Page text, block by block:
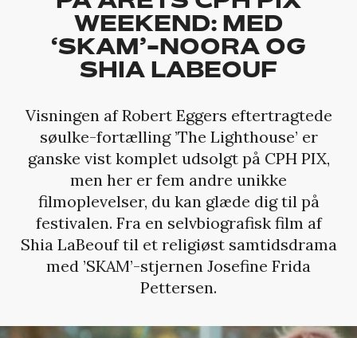
WEEKEND: MED
‘SKAM’-NOORA OG
SHIA LABEOUF
Visningen af Robert Eggers eftertragtede
søulke-fortælling ’The Lighthouse’ er
ganske vist komplet udsolgt på CPH PIX,
men her er fem andre unikke
filmoplevelser, du kan glæde dig til på
festivalen. Fra en selvbiografisk film af
Shia LaBeouf til et religiøst samtidsdrama
med ’SKAM’-stjernen Josefine Frida
Pettersen.